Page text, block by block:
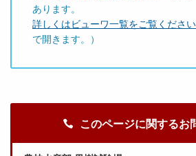
あります。
詳しくはビューワ一覧をご覧ください
で開きます。）
このページに関するお